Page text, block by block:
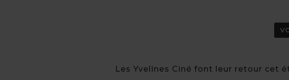
Les Yvelines Ciné font leur retour cet